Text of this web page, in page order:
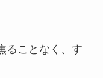
ることなく、す